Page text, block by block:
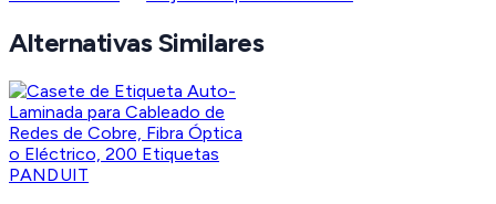
Alternativas Similares
PANDUIT